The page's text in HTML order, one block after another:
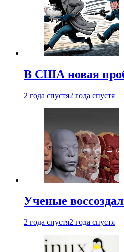
В США новая
2 года спустя2 года спустя
Ученые
2 года спустя2 года спустя